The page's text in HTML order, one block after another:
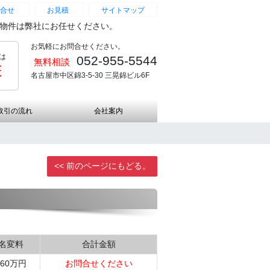
せ お見積 サイトマップ
は弊社にお任せください。
お気軽にお問合せください。
無料相談 052-955-5544
名古屋市中区錦3-5-30 三晃錦ビル6F
引の流れ 会社案内
<< 前のページにもどる。
変料
合計金額
万円
お問合せください